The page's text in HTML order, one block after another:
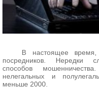
В настоящее время,
посредников. Нередки
способов
нелегальных и
меньше 2000.